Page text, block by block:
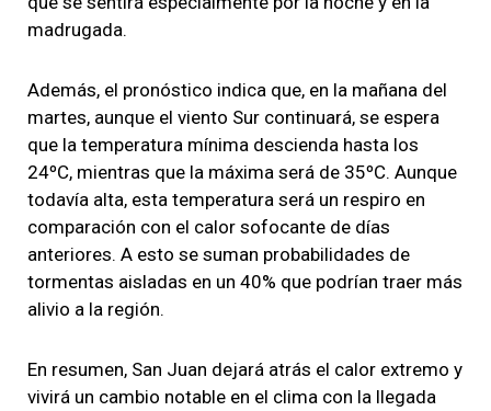
madrugada.
Además, el pronóstico indica que, en la mañana del
martes, aunque el viento Sur continuará, se espera
que la temperatura mínima descienda hasta los
24ºC, mientras que la máxima será de 35ºC. Aunque
todavía alta, esta temperatura será un respiro en
comparación con el calor sofocante de días
anteriores. A esto se suman probabilidades de
tormentas aisladas en un 40% que podrían traer más
alivio a la región.
En resumen, San Juan dejará atrás el calor extremo y
vivirá un cambio notable en el clima con la llegada